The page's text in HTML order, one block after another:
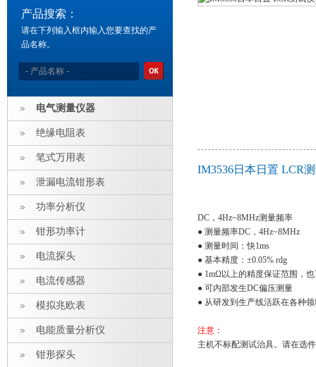
产品搜索：
请在下列输入框内输入您要查找的产
品名称。
电气测量仪器
绝缘电阻表
笔式万用表
泄漏电流钳形表
功率分析仪
钳形功率计
电流探头
电流传感器
模拟兆欧表
电能质量分析仪
钳形探头
IM3536日本日置 LCR
DC，4Hz~8MHz测量频率
● 测量频率DC，4Hz~8MHz
● 测量时间：快1ms
● 基本精度：±0.05% rdg
● 1mΩ以上的精度保证范围，
● 可内部发生DC偏压测量
● 从研发到生产线活跃在各种
注意：
主机不标配测试治具。请在选